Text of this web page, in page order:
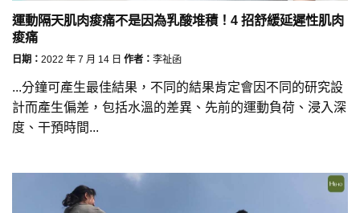
運動隔天肌肉痠痛不是因為乳酸堆積！4 招舒緩延遲性肌肉
痠痛
日期： 2022 年 7 月 14 日 作者： 李祉函
...分鐘可產生最佳結果，不同的結果肯定會因不同的研究設
計而產生偏差，包括水溫的差異、先前的運動負荷、浸入深
度、干預時間...